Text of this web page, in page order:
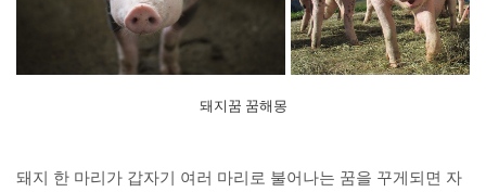
돼지꿈 꿈해몽
돼지 한 마리가 갑자기 여러 마리로 불어나는 꿈을 꾸게되면 자